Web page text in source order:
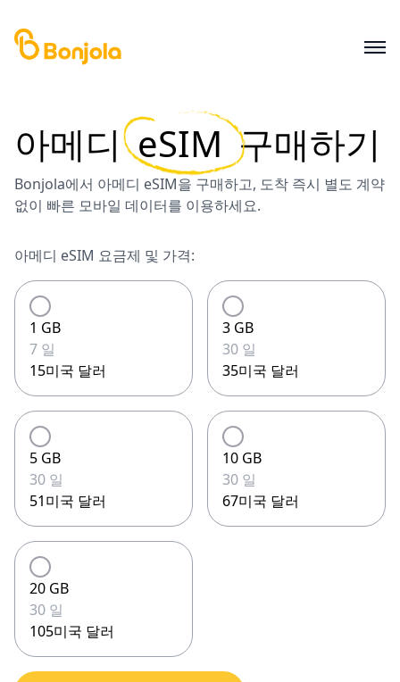
아메디 eSIM 구매하기
Bonjola에서 아메디 eSIM을 구매하고, 도착 즉시 별도 계약
없이 빠른 모바일 데이터를 이용하세요.
아메디 eSIM 요금제 및 가격:
1 GB
7 일
15미국 달러
3 GB
30 일
35미국 달러
5 GB
30 일
51미국 달러
10 GB
30 일
67미국 달러
20 GB
30 일
105미국 달러